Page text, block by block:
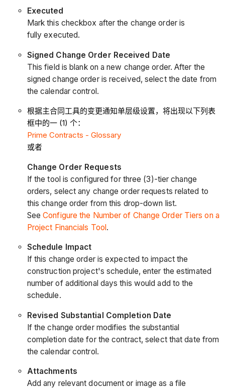
Executed
Mark this checkbox after the change order is
fully executed.
Signed Change Order Received Date
This field is blank on a new change order. After the
signed change order is received, select the date from
the calendar control.
根据主合同工具的变更通知单层级设置，将出现以下列表
框中的一 (1) 个：
Prime Contracts - Glossary
或者
Change Order Requests
If the tool is configured for three (3)-tier change
orders, select any change order requests related to
this change order from this drop-down list.
SeeConfigure the Number of Change Order Tiers on a
Project Financials Tool.
Schedule Impact
If this change order is expected to impact the
construction project's schedule, enter the estimated
number of additional days this would add to the
schedule.
Revised Substantial Completion Date
If the change order modifies the substantial
completion date for the contract, select that date from
the calendar control.
Attachments
Add any relevant document or image as a file